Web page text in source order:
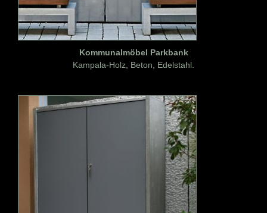
Kommunalmöbel Parkbank
Kampala-Holz, Beton, Edelstahl.